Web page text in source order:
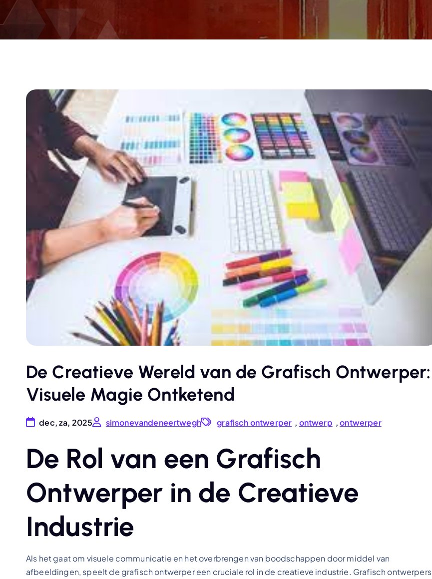
De Creatieve Wereld van de Grafisch Ontwerper:
Visuele Magie Ontketend
dec, za, 2025 simonevandeneertwegh grafisch ontwerper , ontwerp ,ontwerper
De Rol van een Grafisch
Ontwerper in de Creatieve
Industrie
Als het gaat om visuele communicatie en het overbrengen van boodschappen door middel van
afbeeldingen, speelt de grafisch ontwerper een cruciale rol in de creatieve industrie. Grafisch ontwerpers